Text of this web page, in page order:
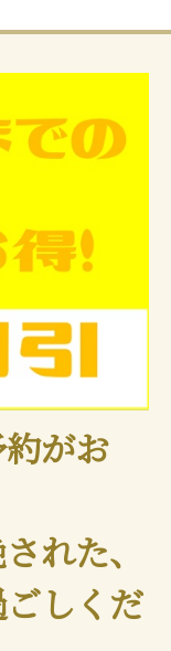
約がお
れた、
しくだ